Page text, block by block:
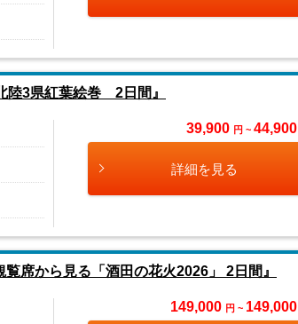
陸3県紅葉絵巻 2日間』
39,900 円 ~ 44,900
詳細を見る
席から見る「酒田の花火2026」 2日間』
149,000 円 ~ 149,000